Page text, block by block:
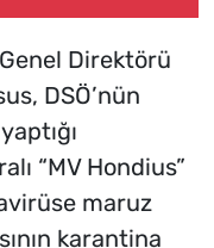
Direktörü
DSÖ’nün
“MV Hondius”
maruz
karantina